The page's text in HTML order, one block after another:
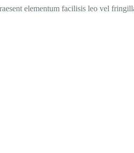
elementum facilisis leo vel